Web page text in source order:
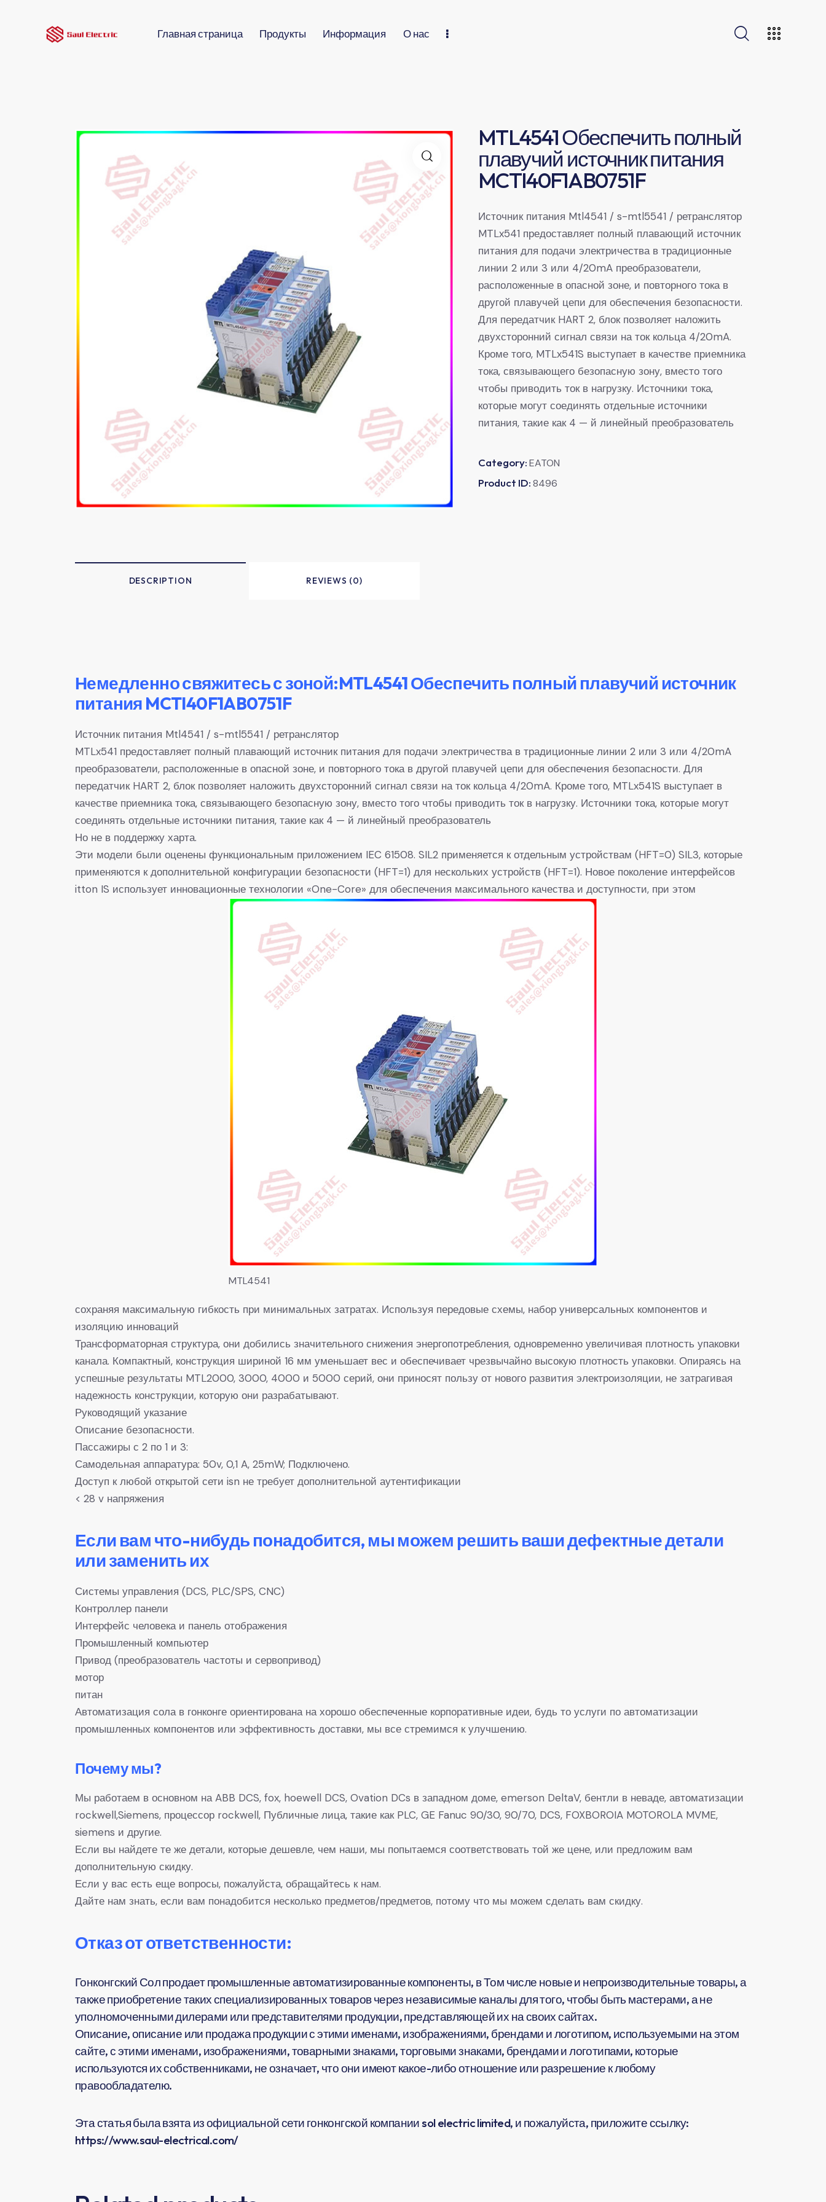
Главная страница Продукты Информация О нас
MTL4541 Обеспечить полный
плавучий источник питания
MCTI40F1AB0751F
Источник питания Mtl4541 / s-mtl5541 / ретранслятор
MTLx541 предоставляет полный плавающий источник
питания для подачи электричества в традиционные
линии 2 или 3 или 4/20mA преобразователи,
расположенные в опасной зоне, и повторного тока в
другой плавучей цепи для обеспечения безопасности.
Для передатчик HART 2, блок позволяет наложить
двухсторонний сигнал связи на ток кольца 4/20mA.
Кроме того, MTLx541S выступает в качестве приемника
тока, связывающего безопасную зону, вместо того
чтобы приводить ток в нагрузку. Источники тока,
которые могут соединять отдельные источники
питания, такие как 4 — й линейный преобразователь
Category:EATON
Product ID:8496
DESCRIPTION REVIEWS (0)
Немедленно свяжитесь с зоной:MTL4541 Обеспечить полный плавучий источник
питания MCTI40F1AB0751F
Источник питания Mtl4541 / s-mtl5541 / ретранслятор
MTLx541 предоставляет полный плавающий источник питания для подачи электричества в традиционные линии 2 или 3 или 4/20mA
преобразователи, расположенные в опасной зоне, и повторного тока в другой плавучей цепи для обеспечения безопасности. Для
передатчик HART 2, блок позволяет наложить двухсторонний сигнал связи на ток кольца 4/20mA. Кроме того, MTLx541S выступает в
качестве приемника тока, связывающего безопасную зону, вместо того чтобы приводить ток в нагрузку. Источники тока, которые могут
соединять отдельные источники питания, такие как 4 — й линейный преобразователь
Но не в поддержку харта.
Эти модели были оценены функциональным приложением IEC 61508. SIL2 применяется к отдельным устройствам (HFT=0) SIL3, которые
применяются к дополнительной конфигурации безопасности (HFT=1) для нескольких устройств (HFT=1). Новое поколение интерфейсов
itton IS использует инновационные технологии «One-Core» для обеспечения максимального качества и доступности, при этом
MTL4541
сохраняя максимальную гибкость при минимальных затратах. Используя передовые схемы, набор универсальных компонентов и
изоляцию инноваций
Трансформаторная структура, они добились значительного снижения энергопотребления, одновременно увеличивая плотность упаковки
канала. Компактный, конструкция шириной 16 мм уменьшает вес и обеспечивает чрезвычайно высокую плотность упаковки. Опираясь на
успешные результаты MTL2000, 3000, 4000 и 5000 серий, они приносят пользу от нового развития электроизоляции, не затрагивая
надежность конструкции, которую они разрабатывают.
Руководящий указание
Описание безопасности.
Пассажиры с 2 по 1 и 3:
Самодельная аппаратура: 50v, 0,1 A, 25mW; Подключено.
Доступ к любой открытой сети isn не требует дополнительной аутентификации
< 28 v напряжения
Если вам что-нибудь понадобится, мы можем решить ваши дефектные детали
или заменить их
Системы управления (DCS, PLC/SPS, CNC)
Контроллер панели
Интерфейс человека и панель отображения
Промышленный компьютер
Привод (преобразователь частоты и сервопривод)
мотор
питан
Автоматизация сола в гонконге ориентирована на хорошо обеспеченные корпоративные идеи, будь то услуги по автоматизации
промышленных компонентов или эффективность доставки, мы все стремимся к улучшению.
Почему мы?
Мы работаем в основном на ABB DCS, fox, hoewell DCS, Ovation DCs в западном доме, emerson DeltaV, бентли в неваде, автоматизации
rockwell,Siemens, процессор rockwell, Публичные лица, такие как PLC, GE Fanuc 90/30, 90/70, DCS, FOXBOROIA MOTOROLA MVME,
siemens и другие.
Если вы найдете те же детали, которые дешевле, чем наши, мы попытаемся соответствовать той же цене, или предложим вам
дополнительную скидку.
Если у вас есть еще вопросы, пожалуйста, обращайтесь к нам.
Дайте нам знать, если вам понадобится несколько предметов/предметов, потому что мы можем сделать вам скидку.
Отказ от ответственности:
Гонконгский Сол продает промышленные автоматизированные компоненты, в Том числе новые и непроизводительные товары, а
также приобретение таких специализированных товаров через независимые каналы для того, чтобы быть мастерами, а не
уполномоченными дилерами или представителями продукции, представляющей их на своих сайтах.
Описание, описание или продажа продукции с этими именами, изображениями, брендами и логотипом, используемыми на этом
сайте, с этими именами, изображениями, товарными знаками, торговыми знаками, брендами и логотипами, которые
используются их собственниками, не означает, что они имеют какое-либо отношение или разрешение к любому
правообладателю.
Эта статья была взята из официальной сети гонконгской компании sol electric limited, и пожалуйста, приложите ссылку:
https://www.saul-electrical.com/